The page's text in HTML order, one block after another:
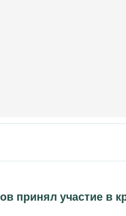
принял участие